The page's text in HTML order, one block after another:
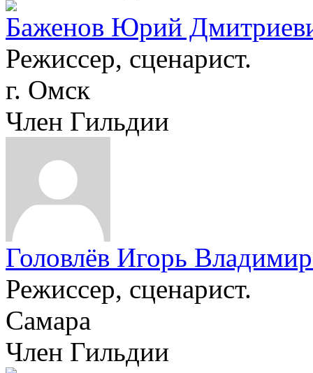
Баженов Юрий
Режиссер, сценарист.
г. Омск
Член Гильдии
Головлёв Игорь
Режиссер, сценарист.
Самара
Член Гильдии